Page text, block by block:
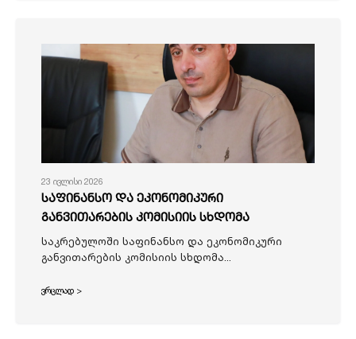
23 ივლისი 2026
საფინანსო და ეკონომიკური
განვითარების კომისიის სხდომა
საკრებულოში საფინანსო და ეკონომიკური
განვითარების კომისიის სხდომა...
ვრცლად >